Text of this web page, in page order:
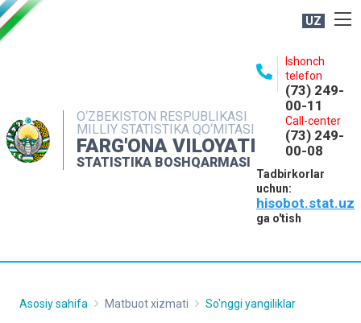
UZ
O‘ZBEKISTON RESPUBLIKASI
MILLIY STATISTIKA QO‘MITASI
FARG'ONA VILOYATI
STATISTIKA BOSHQARMASI
Ishonch
telefon
(73) 249-
00-11
Call-center
(73) 249-
00-08
Tadbirkorlar
uchun:
hisobot.stat.uz
ga o'tish
NASHRLAR
INTERAKTIV XIZMATLAR
MATBUOT XIZMATI
Asosiy sahifa Matbuot xizmati So'nggi yangiliklar